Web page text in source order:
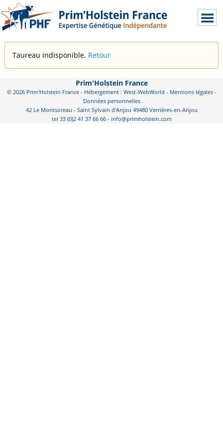
Taureau indisponible. Retour
Prim'Holstein France
© 2026 Prim'Holstein France - Hébergement : West-WebWorld - Mentions légales-
Données personnelles
42 Le Montsoreau - Saint Sylvain d'Anjou 49480 Verrières-en-Anjou
tel 33 (0)2 41 37 66 66 - info@primholstein.com